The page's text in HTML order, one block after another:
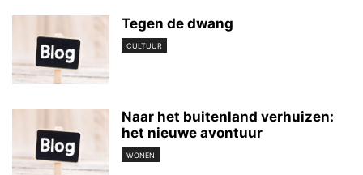
Tegen de dwang
CULTUUR
Naar het buitenland verhuizen:
het nieuwe avontuur
WONEN